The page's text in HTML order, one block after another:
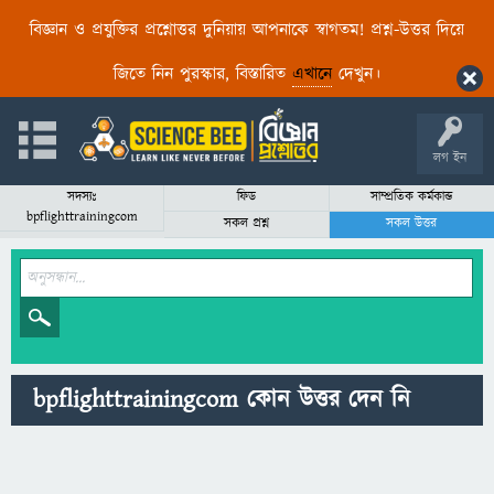
বিজ্ঞান ও প্রযুক্তির প্রশ্নোত্তর দুনিয়ায় আপনাকে স্বাগতম! প্রশ্ন-উত্তর দিয়ে
জিতে নিন পুরস্কার, বিস্তারিত এখানেদেখুন।
লগ ইন
সদস্যঃ
bpflighttrainingcom
ফিড
সাম্প্রতিক কর্মকান্ড
সকল প্রশ্ন
সকল উত্তর
bpflighttrainingcom কোন উত্তর দেন নি